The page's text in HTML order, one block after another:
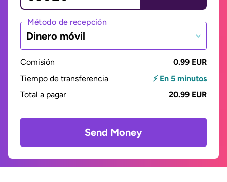
Método de recepción
Dinero móvil
Comisión
0.99 EUR
Tiempo de transferencia
⚡ En 5 minutos
Total a pagar
20.99 EUR
Send Money